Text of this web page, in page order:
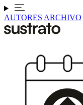
AUTORES ARCHIVO